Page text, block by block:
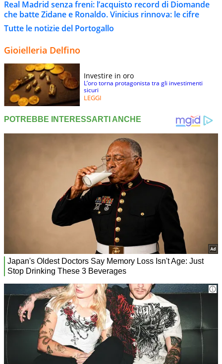
Real Madrid senza freni: l’acquisto record di Diomande
che batte Zidane e Ronaldo. Vinicius rinnova: le cifre
Tutte le notizie del Portogallo
Gioielleria Delfino
Investire in oro
L’oro torna protagonista tra gli investimenti
sicuri
LEGGI